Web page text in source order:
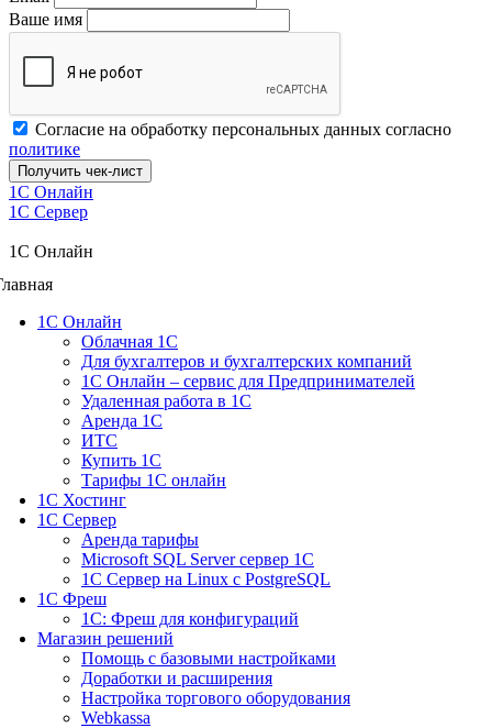
Ваше имя
Согласие на обработку персональных данных согласно
политике
Получить чек-лист
1C Онлайн
1С Сервер
1C Онлайн
1С Онлайн
Облачная 1С
Для бухгалтеров и бухгалтерских компаний
1C Онлайн – сервис для Предпринимателей
Удаленная работа в 1С
Аренда 1С
ИТС
Купить 1С
Тарифы 1С онлайн
1С Хостинг
1С Сервер
Аренда тарифы
Microsoft SQL Server сервер 1С
1С Сервер на Linux c PostgreSQL
1С Фреш
1С: Фреш для конфигураций
Магазин решений
Помощь с базовыми настройками
Доработки и расширения
Настройка торгового оборудования
Webkassa